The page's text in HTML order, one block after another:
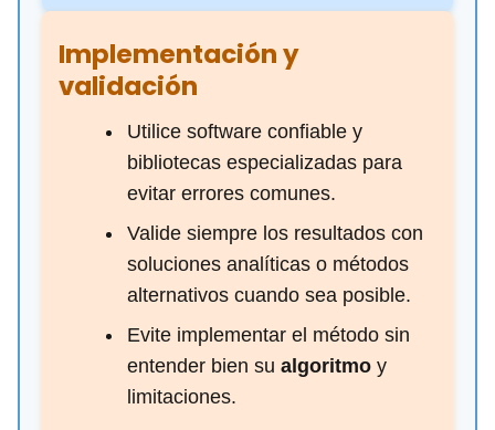
Implementación y
validación
Utilice software confiable y
bibliotecas especializadas para
evitar errores comunes.
Valide siempre los resultados con
soluciones analíticas o métodos
alternativos cuando sea posible.
Evite implementar el método sin
entender bien su algoritmo y
limitaciones.